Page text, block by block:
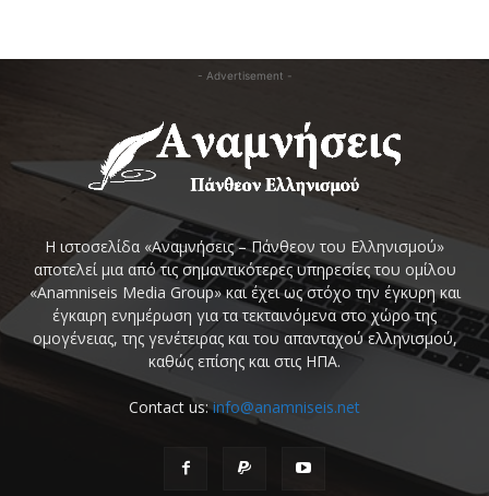
- Advertisement -
Η ιστοσελίδα «Αναμνήσεις – Πάνθεον του Ελληνισμού»
αποτελεί μια από τις σημαντικότερες υπηρεσίες του ομίλου
«Anamniseis Media Group» και έχει ως στόχο την έγκυρη και
έγκαιρη ενημέρωση για τα τεκταινόμενα στο χώρο της
ομογένειας, της γενέτειρας και του απανταχού ελληνισμού,
καθώς επίσης και στις ΗΠΑ.
Contact us:info@anamniseis.net